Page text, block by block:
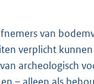
van
verplicht
archeologisch